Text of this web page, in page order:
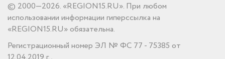
© 2000—2026. «REGION15.RU». При любом
использовании информации гиперссылка на
«REGION15.RU» обязательна.
Регистрационный номер ЭЛ № ФС 77 - 75385 от